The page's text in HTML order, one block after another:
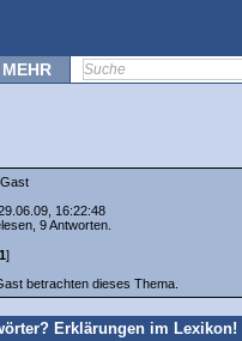
MEHR
Gast
16:22:48
9 Antworten.
1]
betrachten dieses Thema.
Erklärungen im Lexikon!